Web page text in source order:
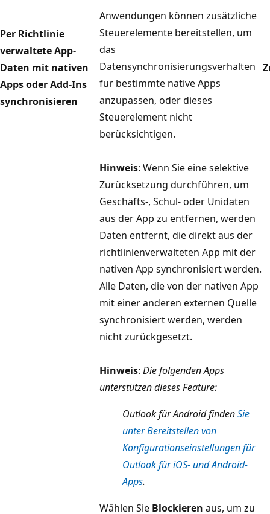
Per Richtlinie
verwaltete App-
Daten mit nativen
Apps oder Add-Ins
synchronisieren
Anwendungen können zusätzliche
Steuerelemente bereitstellen, um
das
Datensynchronisierungsverhalten
für bestimmte native Apps
anzupassen, oder dieses
Steuerelement nicht
berücksichtigen.
Hinweis: Wenn Sie eine selektive
Zurücksetzung durchführen, um
Geschäfts-, Schul- oder Unidaten
aus der App zu entfernen, werden
Daten entfernt, die direkt aus der
richtlinienverwalteten App mit der
nativen App synchronisiert werden.
Alle Daten, die von der nativen App
mit einer anderen externen Quelle
synchronisiert werden, werden
nicht zurückgesetzt.
Hinweis: Die folgenden Apps
unterstützen dieses Feature:
Outlook für Android findenSie
unter Bereitstellen von
Konfigurationseinstellungen für
Outlook für iOS- und Android-
Apps.
Wählen Sie Blockieren aus, um zu